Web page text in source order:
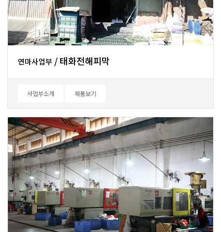
연마사업부 /태화전해피막
사업부소개 제품보기